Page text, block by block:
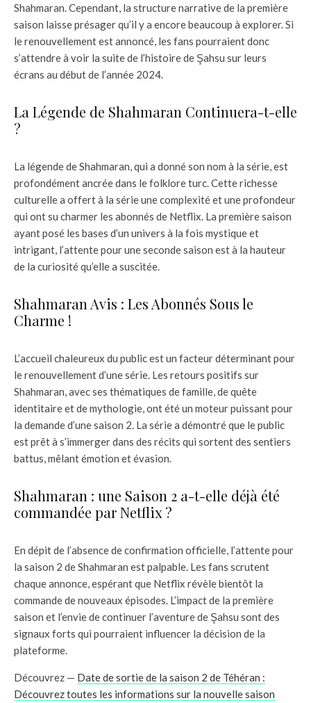
Shahmaran. Cependant, la structure narrative de la première
saison laisse présager qu’il y a encore beaucoup à explorer. Si
le renouvellement est annoncé, les fans pourraient donc
s’attendre à voir la suite de l’histoire de Şahsu sur leurs
écrans au début de l’année 2024.
La Légende de Shahmaran Continuera-t-elle
?
La légende de Shahmaran, qui a donné son nom à la série, est
profondément ancrée dans le folklore turc. Cette richesse
culturelle a offert à la série une complexité et une profondeur
qui ont su charmer les abonnés de Netflix. La première saison
ayant posé les bases d’un univers à la fois mystique et
intrigant, l’attente pour une seconde saison est à la hauteur
de la curiosité qu’elle a suscitée.
Shahmaran Avis : Les Abonnés Sous le
Charme !
L’accueil chaleureux du public est un facteur déterminant pour
le renouvellement d’une série. Les retours positifs sur
Shahmaran, avec ses thématiques de famille, de quête
identitaire et de mythologie, ont été un moteur puissant pour
la demande d’une saison 2. La série a démontré que le public
est prêt à s’immerger dans des récits qui sortent des sentiers
battus, mêlant émotion et évasion.
Shahmaran : une Saison 2 a-t-elle déjà été
commandée par Netflix ?
En dépit de l’absence de confirmation officielle, l’attente pour
la saison 2 de Shahmaran est palpable. Les fans scrutent
chaque annonce, espérant que Netflix révèle bientôt la
commande de nouveaux épisodes. L’impact de la première
saison et l’envie de continuer l’aventure de Şahsu sont des
signaux forts qui pourraient influencer la décision de la
plateforme.
Découvrez — Date de sortie de la saison 2 de Téhéran :
Découvrez toutes les informations sur la nouvelle saison